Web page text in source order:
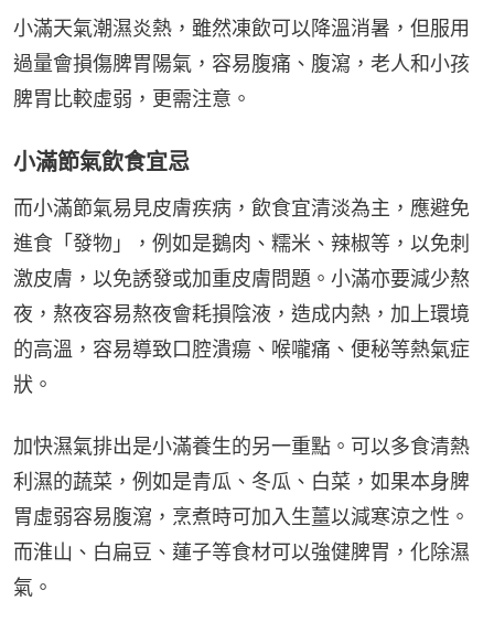
小滿天氣潮濕炎熱，雖然凍飲可以降溫消暑，但服用
過量會損傷脾胃陽氣，容易腹痛、腹瀉，老人和小孩
脾胃比較虛弱，更需注意。
小滿節氣飲食宜忌
而小滿節氣易見皮膚疾病，飲食宜清淡為主，應避免
進食「發物」，例如是鵝肉、糯米、辣椒等，以免刺
激皮膚，以免誘發或加重皮膚問題。小滿亦要減少熬
夜，熬夜容易熬夜會耗損陰液，造成内熱，加上環境
的高溫，容易導致口腔潰瘍、喉嚨痛、便秘等熱氣症
狀。
加快濕氣排出是小滿養生的另一重點。可以多食清熱
利濕的蔬菜，例如是青瓜、冬瓜、白菜，如果本身脾
胃虛弱容易腹瀉，烹煮時可加入生薑以減寒涼之性。
而淮山、白扁豆、蓮子等食材可以強健脾胃，化除濕
氣。